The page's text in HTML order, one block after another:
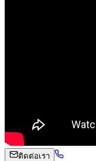
ติดต่อเรา